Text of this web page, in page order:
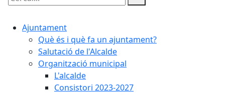
Cercar:
Ajuntament
Què és i què fa un ajuntament?
Salutació de l'Alcalde
Organització municipal
L'alcalde
Consistori 2023-2027